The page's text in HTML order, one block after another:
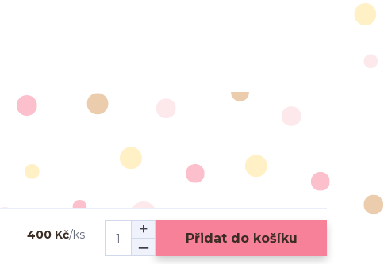
400 Kč/ks Přidat do košíku